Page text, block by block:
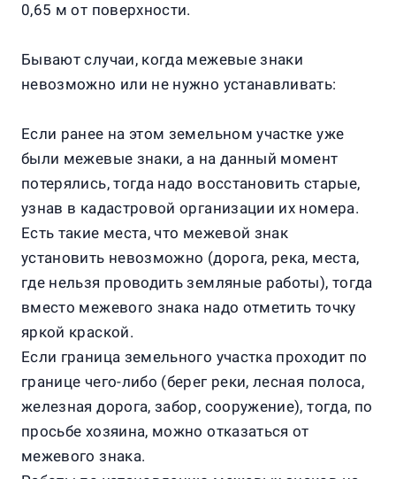
0,65 м от поверхности.
Бывают случаи, когда межевые знаки
невозможно или не нужно устанавливать:
Если ранее на этом земельном участке уже
были межевые знаки, а на данный момент
потерялись, тогда надо восстановить старые,
узнав в кадастровой организации их номера.
Есть такие места, что межевой знак
установить невозможно (дорога, река, места,
где нельзя проводить земляные работы), тогда
вместо межевого знака надо отметить точку
яркой краской.
Если граница земельного участка проходит по
границе чего-либо (берег реки, лесная полоса,
железная дорога, забор, сооружение), тогда, по
просьбе хозяина, можно отказаться от
межевого знака.